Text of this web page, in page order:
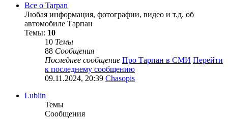
Все о Tarpan
Любая информация, фотографии, видео и т.д. об
автомобиле Тарпан
Темы: 10
10 Темы
88 Сообщения
Последнее сообщение Про Тарпан в СМИ Перейти
к последнему сообщению
09.11.2024, 20:39 Chasopis
Lublin
Темы
Сообщения